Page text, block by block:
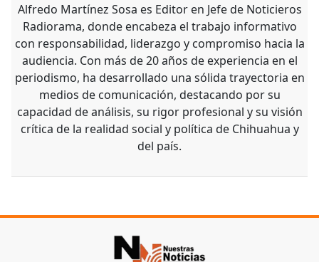
Alfredo Martínez Sosa es Editor en Jefe de Noticieros
Radiorama, donde encabeza el trabajo informativo
con responsabilidad, liderazgo y compromiso hacia la
audiencia. Con más de 20 años de experiencia en el
periodismo, ha desarrollado una sólida trayectoria en
medios de comunicación, destacando por su
capacidad de análisis, su rigor profesional y su visión
crítica de la realidad social y política de Chihuahua y
del país.